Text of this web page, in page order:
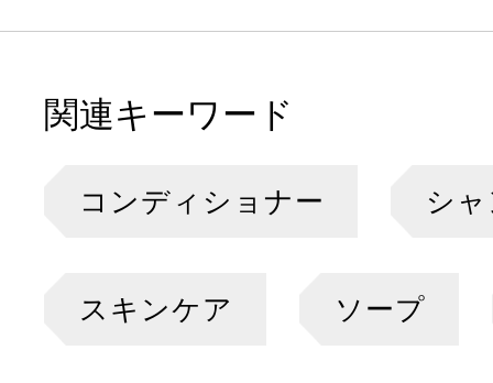
関連キーワード
コンディショナー シ
スキンケア ソープ